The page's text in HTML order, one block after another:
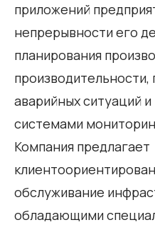
приложений
непрерывности его
планирования
производительности,
аварийных ситуаций
системами
Компания предлагает
обслуживание
обладающими